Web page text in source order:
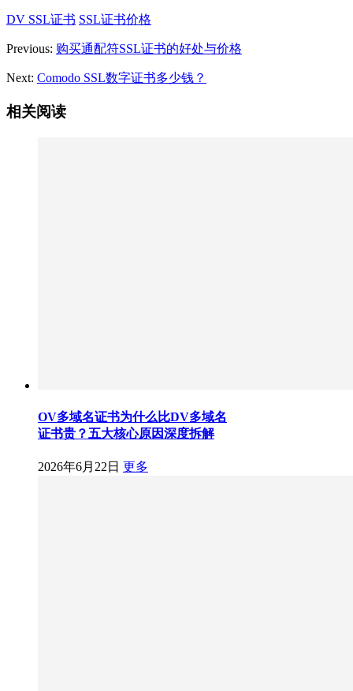
DV SSL证书 SSL证书价格
Previous: 购买通配符SSL证书的好处与价格
Next: Comodo SSL数字证书多少钱？
相关阅读
OV多域名证书为什么比DV多域名
证书贵？五大核心原因深度拆解
2026年6月22日 更多